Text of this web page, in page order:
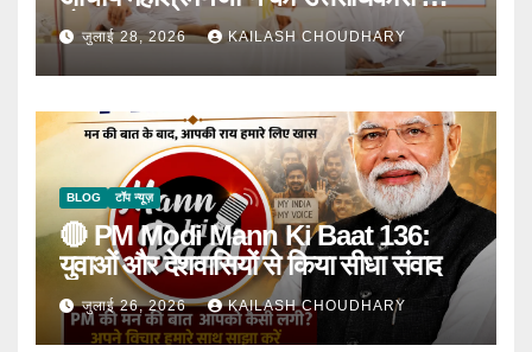
घोषणा
जुलाई 28, 2026 KAILASH CHOUDHARY
BLOG टॉप न्यूज़
🔴 PM Modi Mann Ki Baat 136:
युवाओं और देशवासियों से किया सीधा संवाद
जुलाई 26, 2026 KAILASH CHOUDHARY